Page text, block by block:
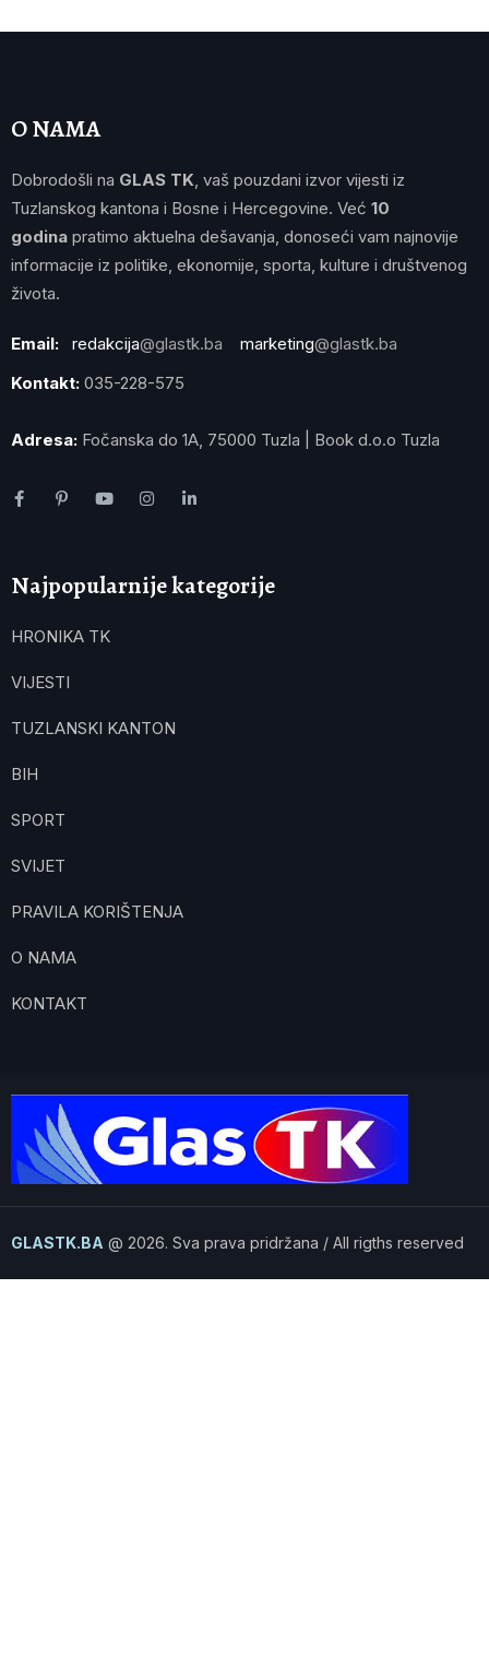
O NAMA
Dobrodošli na GLAS TK , vaš pouzdani izvor vijesti iz
Tuzlanskog kantona i Bosne i Hercegovine. Već 10
godina pratimo aktuelna dešavanja, donoseći vam najnovije
informacije iz politike, ekonomije, sporta, kulture i društvenog
života.
Email: redakcija@glastk.ba marketing@glastk.ba
Kontakt: 035-228-575
Adresa: Fočanska do 1A, 75000 Tuzla | Book d.o.o Tuzla
Najpopularnije kategorije
HRONIKA TK
VIJESTI
TUZLANSKI KANTON
BIH
SPORT
SVIJET
PRAVILA KORIŠTENJA
O NAMA
KONTAKT
GLASTK.BA @ 2026. Sva prava pridržana / All rigths reserved